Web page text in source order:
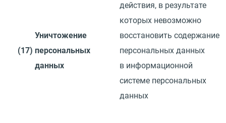
(17)
Уничтожение
персональных
данных
действия, в результате
которых невозможно
восстановить содержание
персональных данных
в информационной
системе персональных
данных